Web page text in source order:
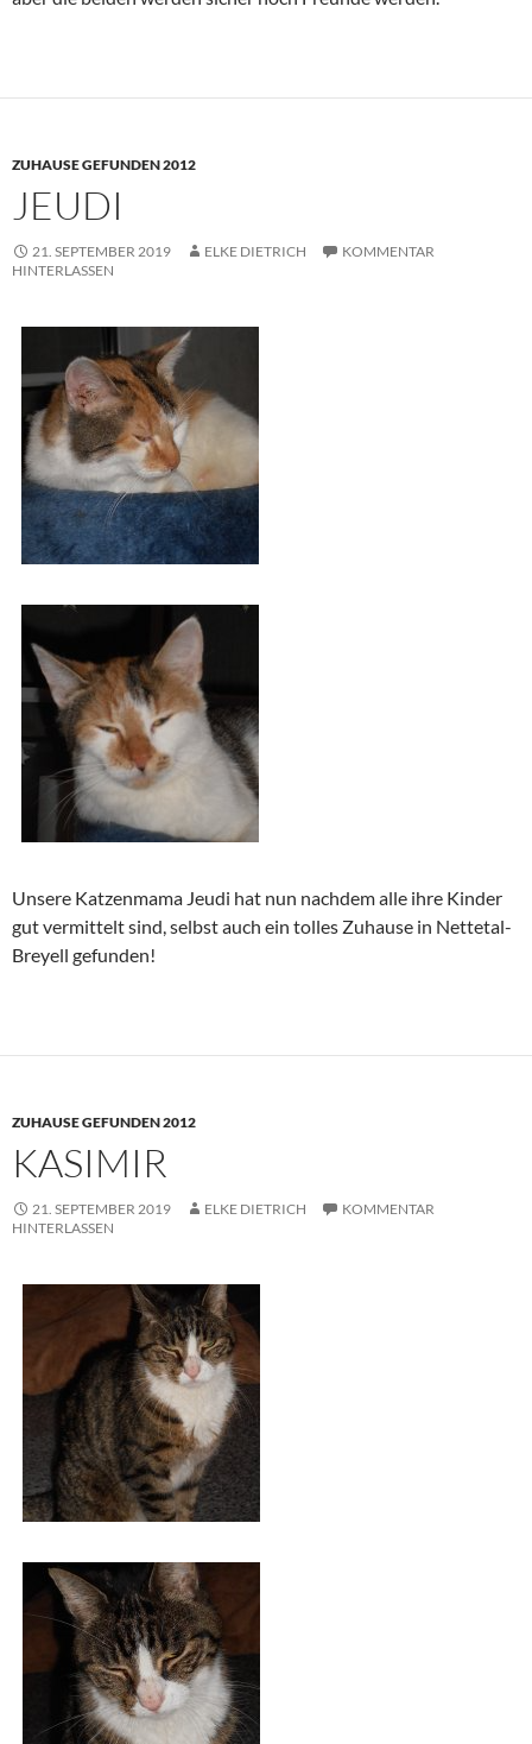
ZUHAUSE GEFUNDEN 2012
JEUDI
21. SEPTEMBER 2019 ELKE DIETRICH
KOMMENTAR
HINTERLASSEN
Unsere Katzenmama Jeudi hat nun nachdem alle ihre Kinder
gut vermittelt sind, selbst auch ein tolles Zuhause in Nettetal-
Breyell gefunden!
ZUHAUSE GEFUNDEN 2012
KASIMIR
21. SEPTEMBER 2019 ELKE DIETRICH
KOMMENTAR
HINTERLASSEN